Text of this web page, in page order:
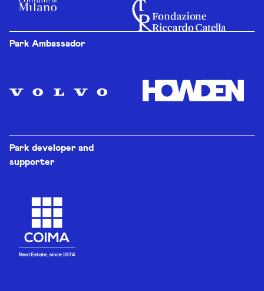
Park Ambassador
Park developer and
supporter